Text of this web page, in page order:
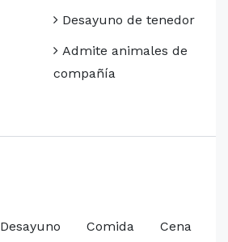
Desayuno de tenedor
Admite animales de
compañía
Desayuno Comida Cena